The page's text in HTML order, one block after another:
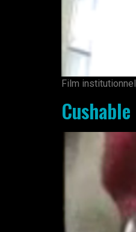
Film
Cushable